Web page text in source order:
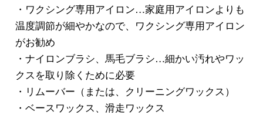
・ワクシング専用アイロン…家庭用アイロンよりも
温度調節が細やかなので、ワクシング専用アイロン
がお勧め
・ナイロンブラシ、馬毛ブラシ…細かい汚れやワッ
クスを取り除くために必要
・リムーバー（または、クリーニングワックス）
・ベースワックス、滑走ワックス